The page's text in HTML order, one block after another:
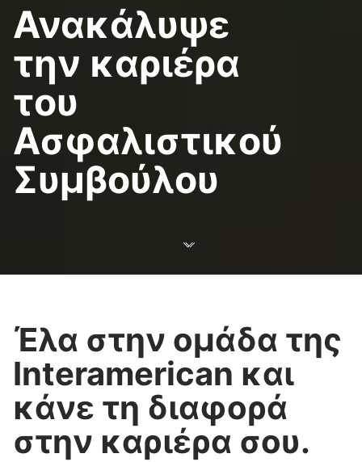
Ανακάλυψε
την καριέρα
του
Ασφαλιστικού
Συμβούλου
Έλα στην ομάδα της
Interamerican και
κάνε τη διαφορά
στην καριέρα σου.